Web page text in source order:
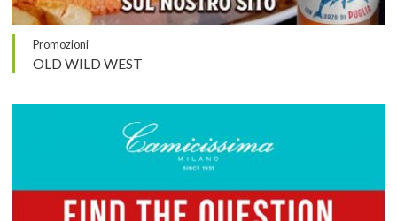
Promozioni
OLD WILD WEST